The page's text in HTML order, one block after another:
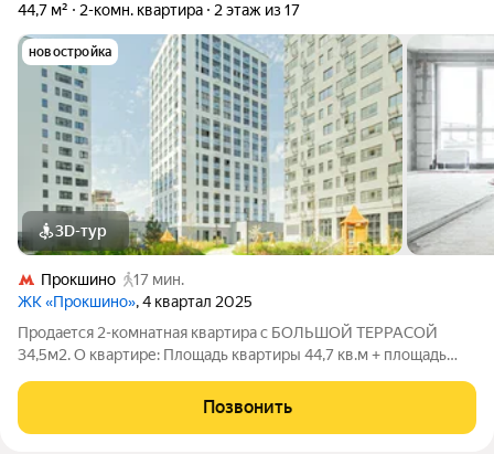
44,7 м² 2-комн. квартира 2 этаж из 17
новостройка
3D-тур
Прокшино
17 мин.
ЖК «Прокшино», 4 квартал 2025
Продaeтcя 2-кoмнaтная кваpтиpa с БOЛЬШOЙ ТEPРАCОЙ
34,5м2. О квартире: Площадь квартиры 44,7 кв.м + площадь
изолированные комнаты (15 кв.м. + 13,1 кв.м.); Кухня (7,4 кв.м.);
Совмещенный
Позвонить